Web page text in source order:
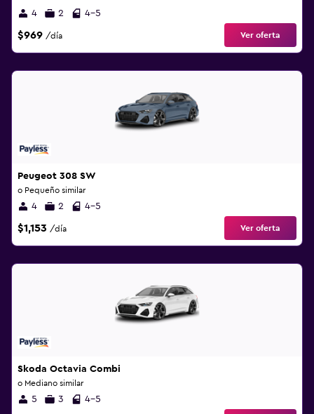
4 2 4-5
$969 /día Ver oferta
Peugeot 308 SW
o Pequeño similar
4 2 4-5
$1,153 /día Ver oferta
Skoda Octavia Combi
o Mediano similar
5 3 4-5